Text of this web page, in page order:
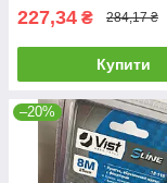
227,34 ₴ 284,17 ₴
Купити
–20%